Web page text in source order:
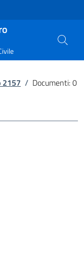
2157 / Documenti: 0